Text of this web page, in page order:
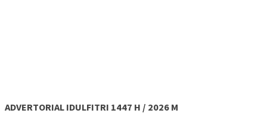
ADVERTORIAL IDULFITRI 1447 H / 2026 M